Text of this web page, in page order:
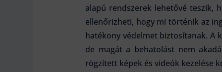
alapú rendszerek lehetővé teszik,
ellenőrizheti, hogy mi történik az
hatékony védelmet biztosítanak. A
de magát a behatolást nem
rögzített képek és videók kezelése